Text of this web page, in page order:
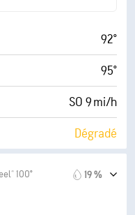
70 %
10 mi
19800 pi
92°
95°
SO 9 mi/h
Dégradé
100° 19 %